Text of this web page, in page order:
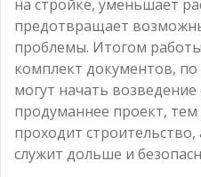
на стройке, уменьшает
предотвращает
проблемы. Итогом
комплект документов,
могут начать
продуманнее проект,
проходит
служит дольше и